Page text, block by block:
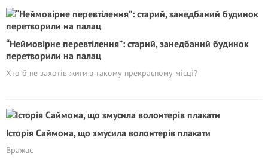
“Неймовірне перевтілення”: старий, занедбаний будинок
перетворили на палац
Хто б не захотів жити в такому прекрасному місці?
Історія Саймона, що змусила волонтерів плакати
Вражає